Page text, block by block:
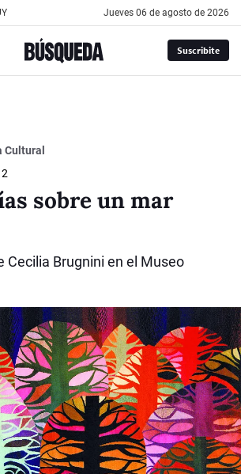
jueves 06 de agosto de 2026
Suscribite
Cultural
sobre un mar
Cecilia Brugnini en el Museo